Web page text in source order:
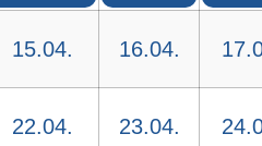
15.04. 16.04.
22.04. 23.04.